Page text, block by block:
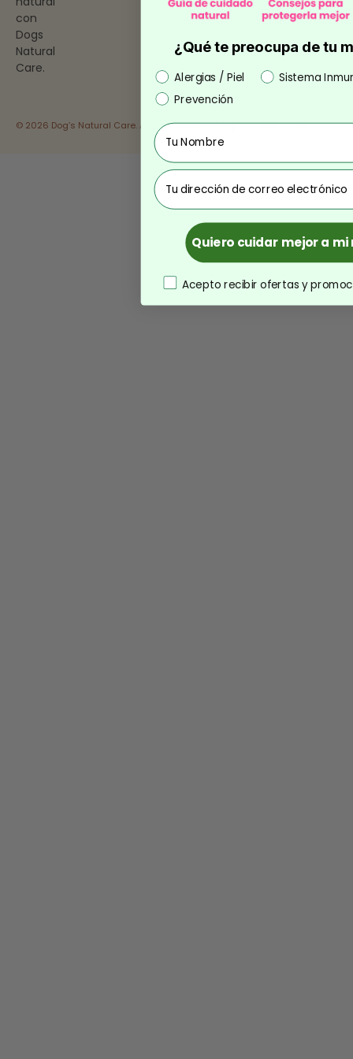
con
Dogs
Natural
Care.
© 2026 Dog’s Natural Care. All Rights Reserved.
¿Qué te preocupa de tu
Preocupación
Alergias / Piel
Sistema
Prevención
Nombre
correo
Quiero cuidar mejor a
consentimiento
Acepto recibir ofertas y